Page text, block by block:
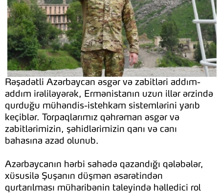
Rəşadətli Azərbaycan əsgər və zabitləri addım-
addım irəliləyərək, Ermənistanın uzun illər ərzində
qurduğu mühəndis-istehkam sistemlərini yarıb
keçiblər. Torpaqlarımız qəhrəman əsgər və
zabitlərimizin, şəhidlərimizin qanı və canı
bahasına azad olunub.
Azərbaycanın hərbi sahədə qazandığı qələbələr,
xüsusilə Şuşanın düşmən əsarətindən
qurtarılması müharibənin taleyində həlledici rol